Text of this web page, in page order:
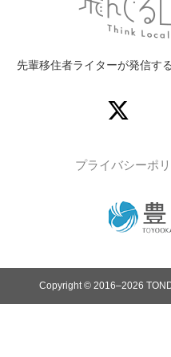
先輩移住者ライターが発信す
プライバシーポ
Copyright © 2016–2026